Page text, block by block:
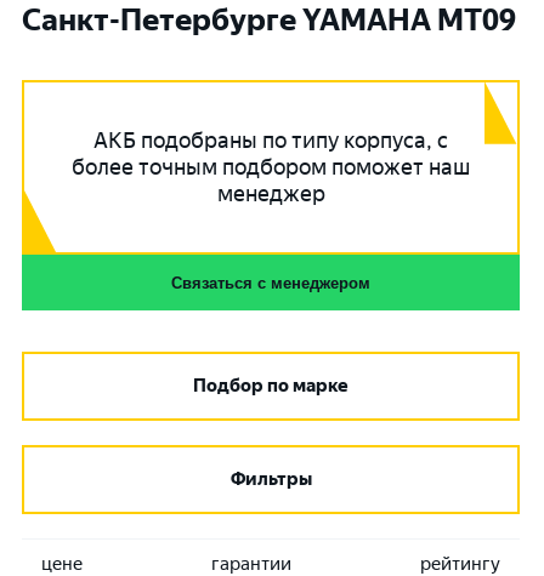
Санкт-Петербурге YAMAHA MT09
АКБ подобраны по типу корпуса, с
более точным подбором поможет наш
менеджер
Связаться с менеджером
Подбор по марке
Фильтры
цене гарантии рейтингу